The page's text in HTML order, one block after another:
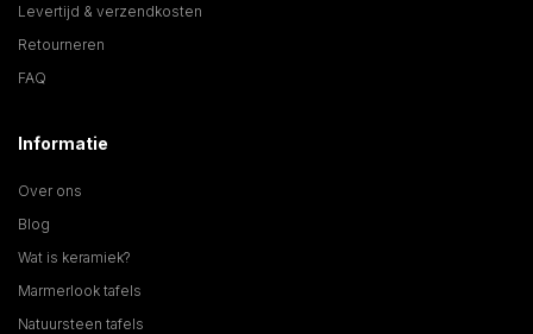
Levertijd & verzendkosten
Retourneren
FAQ
Informatie
Over ons
Blog
Wat is keramiek?
Marmerlook tafels
Natuursteen tafels